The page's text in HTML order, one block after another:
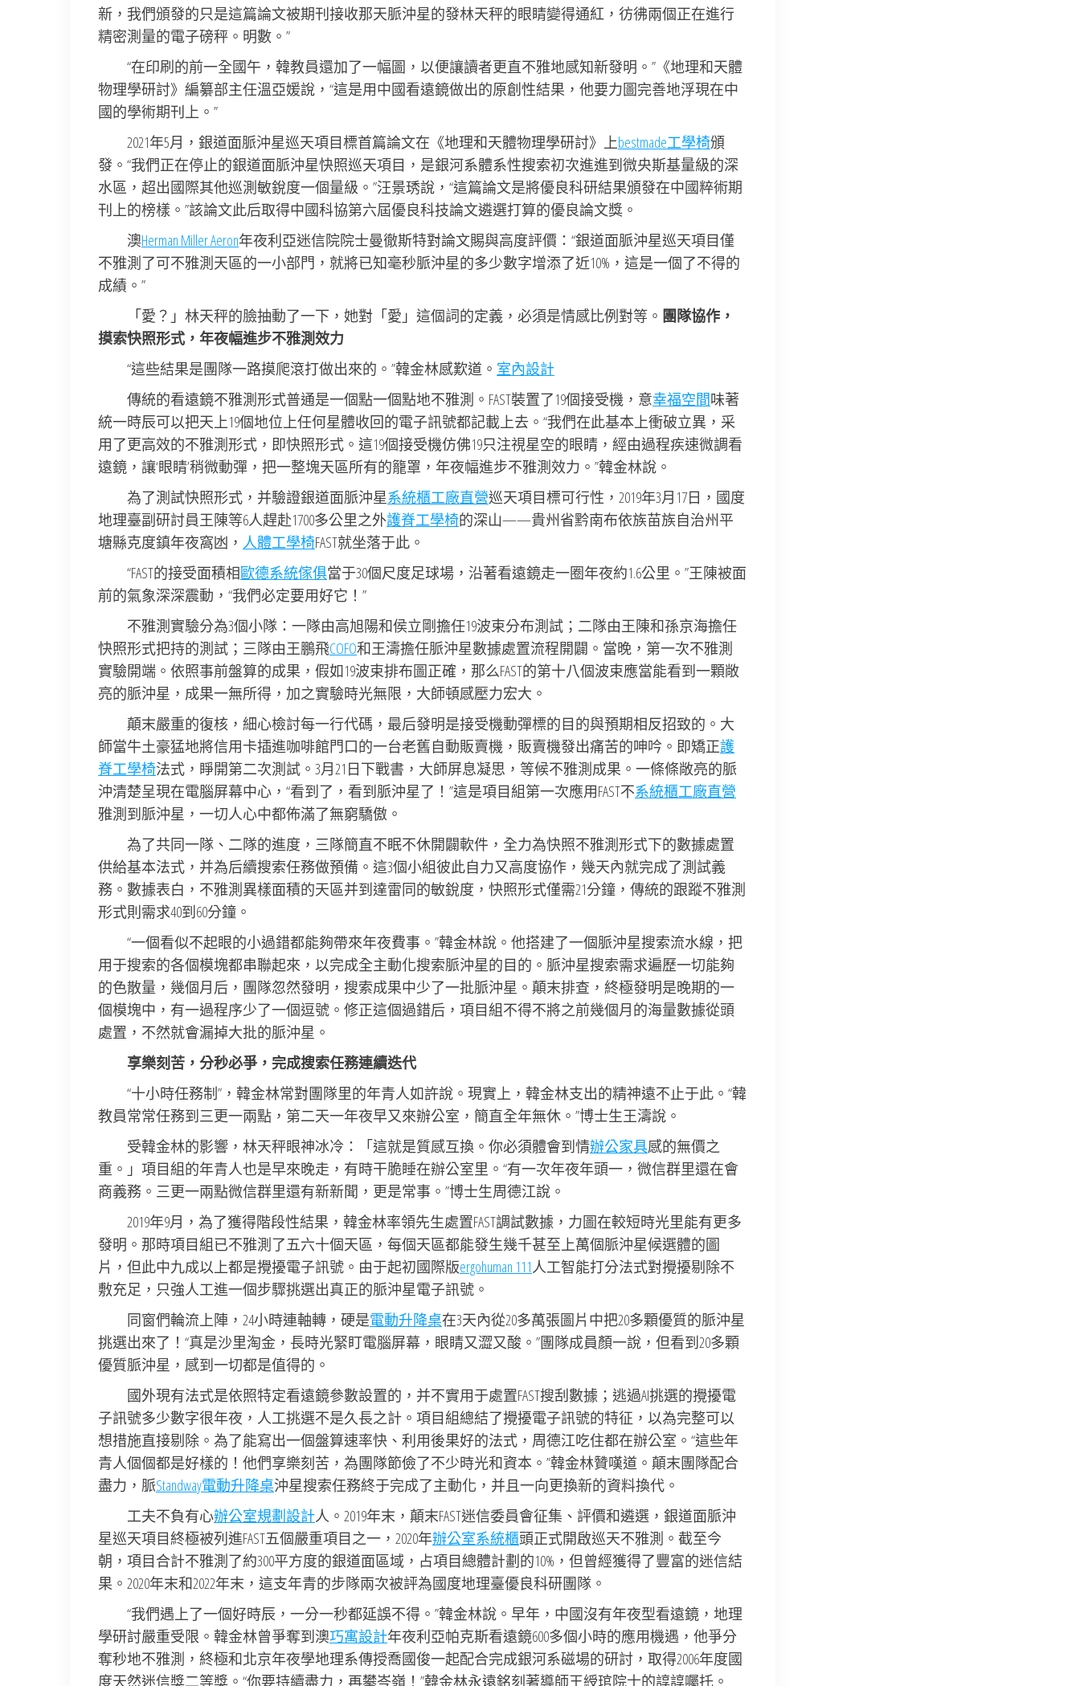
新，我們頒發的只是這篇論文被期刊接收那天脈沖星的發林天秤的眼睛變得通紅，彷彿兩個正在進行
精密測量的電子磅秤。明數。”
“在印刷的前一全國午，韓教員還加了一幅圖，以便讓讀者更直不雅地感知新發明。”《地理和天體
物理學研討》編纂部主任溫亞媛說，“這是用中國看遠鏡做出的原創性結果，他要力圖完善地浮現在中
國的學術期刊上。”
2021年5月，銀道面脈沖星巡天項目標首篇論文在《地理和天體物理學研討》上bestmade工學椅頒
發。“我們正在停止的銀道面脈沖星快照巡天項目，是銀河系體系性搜索初次進進到微央斯基量級的深
水區，超出國際其他巡測敏銳度一個量級。”汪景琇說，“這篇論文是將優良科研結果頒發在中國粹術期
刊上的榜樣。”該論文此后取得中國科協第六屆優良科技論文遴選打算的優良論文獎。
澳Herman Miller Aeron年夜利亞迷信院院士曼徹斯特對論文賜與高度評價：“銀道面脈沖星巡天項目僅
不雅測了可不雅測天區的一小部門，就將已知毫秒脈沖星的多少數字增添了近10%，這是一個了不得的
成績。”
「愛？」林天秤的臉抽動了一下，她對「愛」這個詞的定義，必須是情感比例對等。 團隊協作，
摸索快照形式，年夜幅進步不雅測效力
“這些結果是團隊一路摸爬滾打做出來的。”韓金林感歎道。 室內設計
傳統的看遠鏡不雅測形式普通是一個點一個點地不雅測。FAST裝置了19個接受機，意幸福空間味著
統一時辰可以把天上19個地位上任何星體收回的電子訊號都記載上去。“我們在此基本上衝破立異，采
用了更高效的不雅測形式，即快照形式。這19個接受機仿佛19只注視星空的眼睛，經由過程疾速微調看
遠鏡，讓‘眼睛’稍微動彈，把一整塊天區所有的籠罩，年夜幅進步不雅測效力。”韓金林說。
為了測試快照形式，并驗證銀道面脈沖星系統櫃工廠直營巡天項目標可行性，2019年3月17日，國度
地理臺副研討員王陳等6人趕赴1700多公里之外護脊工學椅的深山——貴州省黔南布依族苗族自治州平
塘縣克度鎮年夜窩凼， 人體工學椅FAST就坐落于此。
“FAST的接受面積相歐德系統傢俱當于30個尺度足球場，沿著看遠鏡走一圈年夜約1.6公里。”王陳被面
前的氣象深深震動，“我們必定要用好它！”
不雅測實驗分為3個小隊：一隊由高旭陽和侯立剛擔任19波束分布測試；二隊由王陳和孫京海擔任
快照形式把持的測試；三隊由王鵬飛COFO和王濤擔任脈沖星數據處置流程開闢。當晚，第一次不雅測
實驗開端。依照事前盤算的成果，假如19波束排布圖正確，那么FAST的第十八個波束應當能看到一顆敞
亮的脈沖星，成果一無所得，加之實驗時光無限，大師頓感壓力宏大。
顛末嚴重的復核，細心檢討每一行代碼，最后發明是接受機動彈標的目的與預期相反招致的。大
師當牛土豪猛地將信用卡插進咖啡館門口的一台老舊自動販賣機，販賣機發出痛苦的呻吟。即矯正護
脊工學椅法式，睜開第二次測試。3月21日下戰書，大師屏息凝思，等候不雅測成果。一條條敞亮的脈
沖清楚呈現在電腦屏幕中心，“看到了，看到脈沖星了！”這是項目組第一次應用FAST不系統櫃工廠直營
雅測到脈沖星，一切人心中都佈滿了無窮驕傲。
為了共同一隊、二隊的進度，三隊簡直不眠不休開闢軟件，全力為快照不雅測形式下的數據處置
供給基本法式，并為后續搜索任務做預備。這3個小組彼此自力又高度協作，幾天內就完成了測試義
務。數據表白，不雅測異樣面積的天區并到達雷同的敏銳度，快照形式僅需21分鐘，傳統的跟蹤不雅測
形式則需求40到60分鐘。
“一個看似不起眼的小過錯都能夠帶來年夜費事。”韓金林說。他搭建了一個脈沖星搜索流水線，把
用于搜索的各個模塊都串聯起來，以完成全主動化搜索脈沖星的目的。脈沖星搜索需求遍歷一切能夠
的色散量，幾個月后，團隊忽然發明，搜索成果中少了一批脈沖星。顛末排查，終極發明是晚期的一
個模塊中，有一過程序少了一個逗號。修正這個過錯后，項目組不得不將之前幾個月的海量數據從頭
處置，不然就會漏掉大批的脈沖星。
享樂刻苦，分秒必爭，完成搜索任務連續迭代
“十小時任務制”，韓金林常對團隊里的年青人如許說。現實上，韓金林支出的精神遠不止于此。“韓
教員常常任務到三更一兩點，第二天一年夜早又來辦公室，簡直全年無休。”博士生王濤說。
受韓金林的影響，林天秤眼神冰冷：「這就是質感互換。你必須體會到情辦公家具感的無價之
重。」項目組的年青人也是早來晚走，有時干脆睡在辦公室里。“有一次年夜年頭一，微信群里還在會
商義務。三更一兩點微信群里還有新新聞，更是常事。”博士生周德江說。
2019年9月，為了獲得階段性結果，韓金林率領先生處置FAST調試數據，力圖在較短時光里能有更多
發明。那時項目組已不雅測了五六十個天區，每個天區都能發生幾千甚至上萬個脈沖星候選體的圖
片，但此中九成以上都是攪擾電子訊號。由于起初國際版ergohuman 111人工智能打分法式對攪擾剔除不
敷充足，只強人工進一個步驟挑選出真正的脈沖星電子訊號。
同窗們輪流上陣，24小時連軸轉，硬是電動升降桌在3天內從20多萬張圖片中把20多顆優質的脈沖星
挑選出來了！“真是沙里淘金，長時光緊盯電腦屏幕，眼睛又澀又酸。”團隊成員顏一說，但看到20多顆
優質脈沖星，感到一切都是值得的。
國外現有法式是依照特定看遠鏡參數設置的，并不實用于處置FAST搜刮數據；逃過AI挑選的攪擾電
子訊號多少數字很年夜，人工挑選不是久長之計。項目組總結了攪擾電子訊號的特征，以為完整可以
想措施直接剔除。為了能寫出一個盤算速率快、利用後果好的法式，周德江吃住都在辦公室。“這些年
青人個個都是好樣的！他們享樂刻苦，為團隊節儉了不少時光和資本。”韓金林贊嘆道。顛末團隊配合
盡力，脈Standway電動升降桌沖星搜索任務終于完成了主動化，并且一向更換新的資料換代。
工夫不負有心辦公室規劃設計人。2019年末，顛末FAST迷信委員會征集、評價和遴選，銀道面脈沖
星巡天項目終極被列進FAST五個嚴重項目之一，2020年辦公室系統櫃頭正式開啟巡天不雅測。截至今
朝，項目合計不雅測了約300平方度的銀道面區域，占項目總體計劃的10%，但曾經獲得了豐富的迷信結
果。2020年末和2022年末，這支年青的步隊兩次被評為國度地理臺優良科研團隊。
“我們遇上了一個好時辰，一分一秒都延誤不得。”韓金林說。早年，中國沒有年夜型看遠鏡，地理
學研討嚴重受限。韓金林曾爭奪到澳巧寓設計年夜利亞帕克斯看遠鏡600多個小時的應用機遇，他爭分
奪秒地不雅測，終極和北京年夜學地理系傳授喬國俊一起配合完成銀河系磁場的研討，取得2006年度國
度天然迷信獎二等獎。“你要持續盡力，再攀岑嶺！”韓金林永遠銘刻著導師王綬琯院士的諄諄囑托。